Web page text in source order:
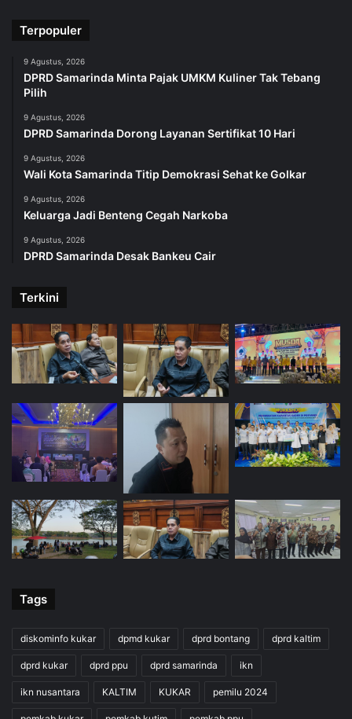
Terpopuler
9 Agustus, 2026
DPRD Samarinda Minta Pajak UMKM Kuliner Tak Tebang
Pilih
9 Agustus, 2026
DPRD Samarinda Dorong Layanan Sertifikat 10 Hari
9 Agustus, 2026
Wali Kota Samarinda Titip Demokrasi Sehat ke Golkar
9 Agustus, 2026
Keluarga Jadi Benteng Cegah Narkoba
9 Agustus, 2026
DPRD Samarinda Desak Bankeu Cair
Terkini
Tags
diskominfo kukar dpmd kukar dprd bontang dprd kaltim
dprd kukar dprd ppu dprd samarinda ikn
ikn nusantara KALTIM KUKAR pemilu 2024